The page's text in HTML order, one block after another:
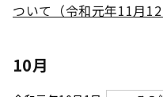
ついて（令和元年11月12
10月